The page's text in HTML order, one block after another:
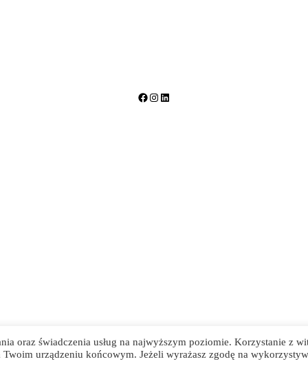
Facebook
Instagram
LinkedIn
oraz świadczenia usług na najwyższym poziomie. Korzystanie z
urządzeniu końcowym. Jeżeli wyrażasz zgodę na